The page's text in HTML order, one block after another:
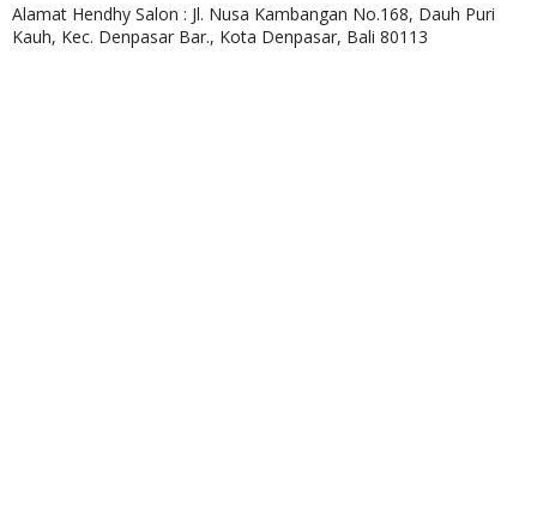
Alamat Hendhy Salon : Jl. Nusa Kambangan No.168, Dauh Puri
Kauh, Kec. Denpasar Bar., Kota Denpasar, Bali 80113